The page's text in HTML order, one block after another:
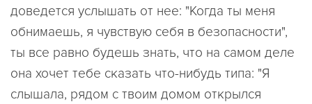
доведется услышать от нее: "Когда ты меня
обнимаешь, я чувствую себя в безопасности",
ты все равно будешь знать, что на самом деле
она хочет тебе сказать что-нибудь типа: "Я
слышала, рядом с твоим домом открылся